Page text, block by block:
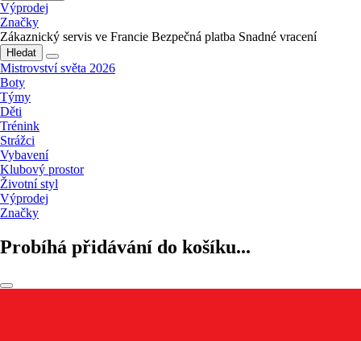
Výprodej
Značky
Zákaznický servis ve Francie Bezpečná platba Snadné vracení
Hledat
Mistrovství světa 2026
Boty
Týmy
Děti
Trénink
Strážci
Vybavení
Klubový prostor
Životní styl
Výprodej
Značky
Probíhá přidávání do košíku...